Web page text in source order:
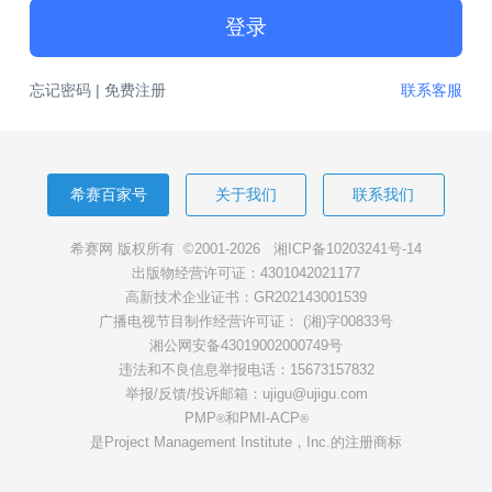
登录
忘记密码| 免费注册 联系客服
希赛百家号 关于我们 联系我们
希赛网 版权所有 ©2001-2026 湘ICP备10203241号-14
出版物经营许可证：4301042021177
高新技术企业证书：GR202143001539
广播电视节目制作经营许可证： (湘)字00833号
湘公网安备43019002000749号
违法和不良信息举报电话：15673157832
举报/反馈/投诉邮箱：ujigu@ujigu.com
PMP®和PMI-ACP®
是Project Management Institute，Inc.的注册商标